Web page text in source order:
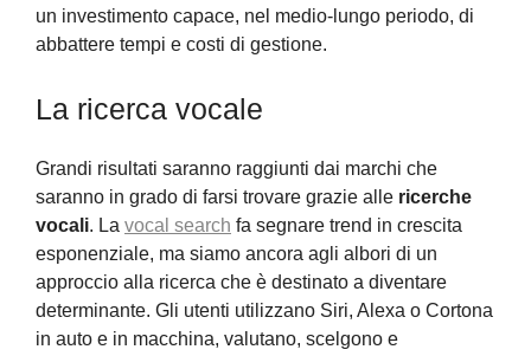
un investimento capace, nel medio-lungo periodo, di
abbattere tempi e costi di gestione.
La ricerca vocale
Grandi risultati saranno raggiunti dai marchi che
saranno in grado di farsi trovare grazie alle ricerche
vocali. La vocal search fa segnare trend in crescita
esponenziale, ma siamo ancora agli albori di un
approccio alla ricerca che è destinato a diventare
determinante. Gli utenti utilizzano Siri, Alexa o Cortona
in auto e in macchina, valutano, scelgono e